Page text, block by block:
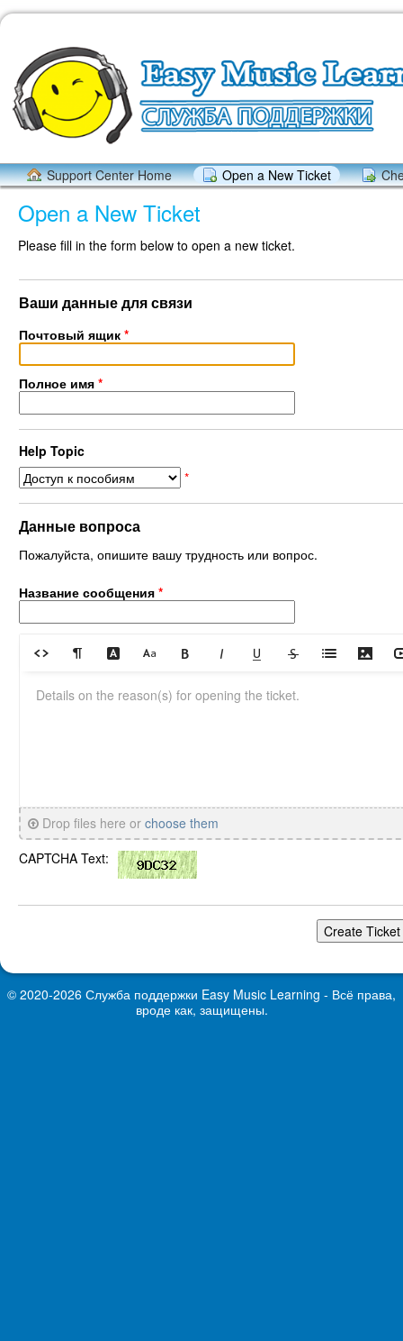
Support Center Home Open a New Ticket
Open a New Ticket
Please fill in the form below to open a new ticket.
Ваши данные для связи
Почтовый ящик *
Полное имя *
Help Topic
*
Данные вопроса
Пожалуйста, опишите вашу трудность или вопрос.
Название сообщения *
Drop files here or choose them
CAPTCHA Text:
© 2020-2026 Служба поддержки Easy Music Learning - Всё права,
вроде как, защищены.